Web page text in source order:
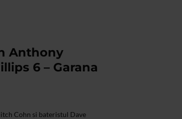
Anthony
6 – Garana
Cohn si bateristul Dave